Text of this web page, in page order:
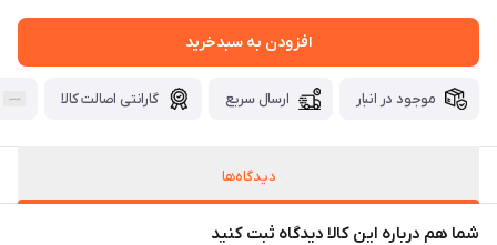
افزودن به سبدخرید
موجود در انبار ارسال سریع گارانتی اصالت کالا
دیدگاه‌ها
شما هم درباره این کالا دیدگاه ثبت کنید